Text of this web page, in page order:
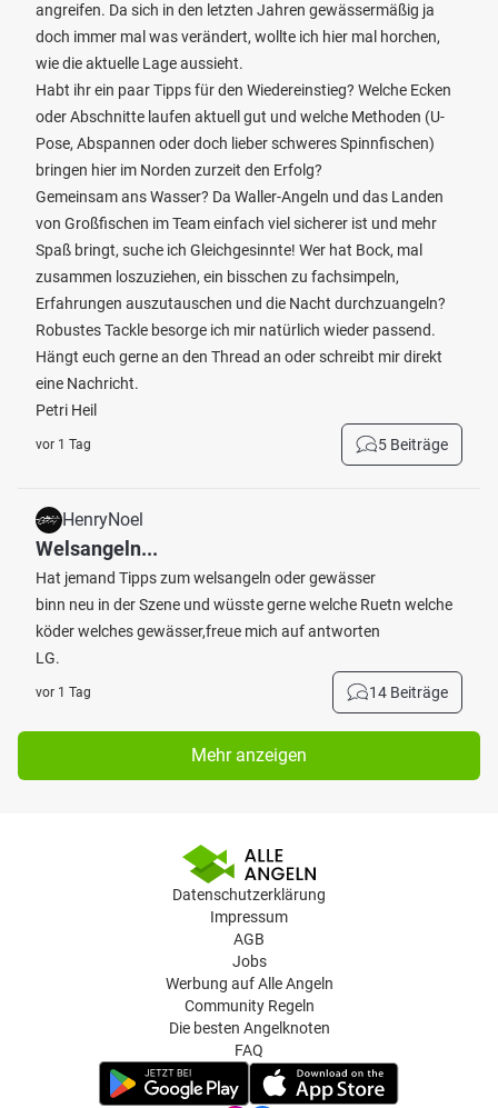
angreifen. Da sich in den letzten Jahren gewässermäßig ja
doch immer mal was verändert, wollte ich hier mal horchen,
wie die aktuelle Lage aussieht.
Habt ihr ein paar Tipps für den Wiedereinstieg? Welche Ecken
oder Abschnitte laufen aktuell gut und welche Methoden (U-
Pose, Abspannen oder doch lieber schweres Spinnfischen)
bringen hier im Norden zurzeit den Erfolg?
Gemeinsam ans Wasser? Da Waller-Angeln und das Landen
von Großfischen im Team einfach viel sicherer ist und mehr
Spaß bringt, suche ich Gleichgesinnte! Wer hat Bock, mal
zusammen loszuziehen, ein bisschen zu fachsimpeln,
Erfahrungen auszutauschen und die Nacht durchzuangeln?
Robustes Tackle besorge ich mir natürlich wieder passend.
Hängt euch gerne an den Thread an oder schreibt mir direkt
eine Nachricht.
Petri Heil
vor 1 Tag 5 Beiträge
HenryNoel
Welsangeln...
Hat jemand Tipps zum welsangeln oder gewässer
binn neu in der Szene und wüsste gerne welche Ruetn welche
köder welches gewässer,freue mich auf antworten
LG.
vor 1 Tag 14 Beiträge
Mehr anzeigen
Datenschutzerklärung
Impressum
AGB
Jobs
Werbung auf Alle Angeln
Community Regeln
Die besten Angelknoten
FAQ